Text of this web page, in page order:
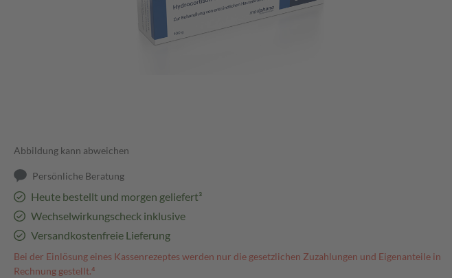
Abbildung kann abweichen
Persönliche Beratung
Heute bestellt und morgen geliefert³
Wechselwirkungscheck inklusive
Versandkostenfreie Lieferung
Bei der Einlösung eines Kassenrezeptes werden nur die gesetzlichen Zuzahlungen und Eigenanteile in
Rechnung gestellt.⁴